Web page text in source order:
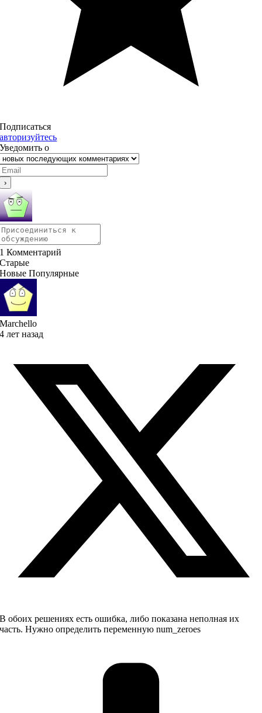
Подписаться
авторизуйтесь
Уведомить о
1 Комментарий
Старые
Новые Популярные
Marchello
4 лет назад
В обоих решениях есть ошибка, либо показана неполная их
часть. Нужно определить переменную num_zeroes